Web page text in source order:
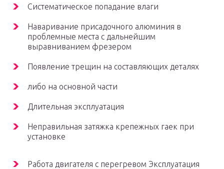
Систематическое попадание влаги
Наваривание присадочного алюминия в
проблемные места с дальнейшим
выравниванием фрезером
Появление трещин на составляющих деталях
либо на основной части
Длительная эксплуатация
Неправильная затяжка крепежных гаек при
установке
Работа двигателя с перегревом Эксплуатация